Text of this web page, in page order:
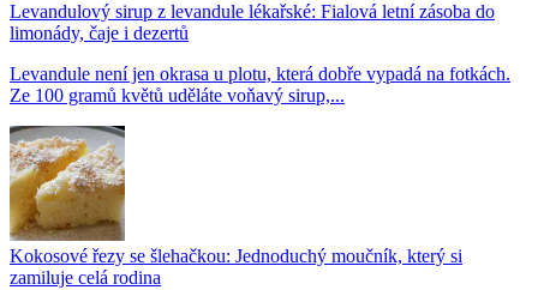
Levandulový sirup z levandule lékařské: Fialová letní zásoba do
limonády, čaje i dezertů
Levandule není jen okrasa u plotu, která dobře vypadá na fotkách.
Ze 100 gramů květů uděláte voňavý sirup,...
Kokosové řezy se šlehačkou: Jednoduchý moučník, který si
zamiluje celá rodina